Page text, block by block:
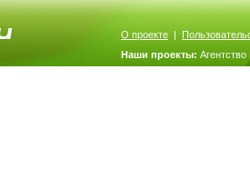
О проекте |
Наши проекты: